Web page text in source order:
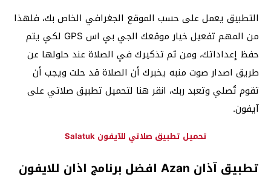
التطبيق يعمل على حسب الموقع الجغرافي الخاص بك، فلهذا
من المهم تفعيل خيار موقعك الجي بي اس GPS لكي يتم
حفظ إعداداتك، ومن ثم تذكيرك في الصلاة عند حلولها عن
طريق اصدار صوت منبه يخبرك أن الصلاة قد حلت ويجب أن
تقوم تُصلي وتعبد ربك، انقر هنا لتحميل تطبيق صلاتي على
آيفون.
تحميل تطبيق صلاتي للآيفون‎Salatuk
تطبيق آذان Azan افضل برنامج اذان للايفون